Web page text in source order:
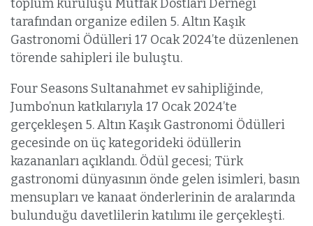
toplum kuruluşu Mutfak Dostları Derneği
tarafından organize edilen 5. Altın Kaşık
Gastronomi Ödülleri 17 Ocak 2024’te düzenlenen
törende sahipleri ile buluştu.
Four Seasons Sultanahmet ev sahipliğinde,
Jumbo’nun katkılarıyla 17 Ocak 2024’te
gerçekleşen 5. Altın Kaşık Gastronomi Ödülleri
gecesinde on üç kategorideki ödüllerin
kazananları açıklandı. Ödül gecesi; Türk
gastronomi dünyasının önde gelen isimleri, basın
mensupları ve kanaat önderlerinin de aralarında
bulunduğu davetlilerin katılımı ile gerçekleşti.